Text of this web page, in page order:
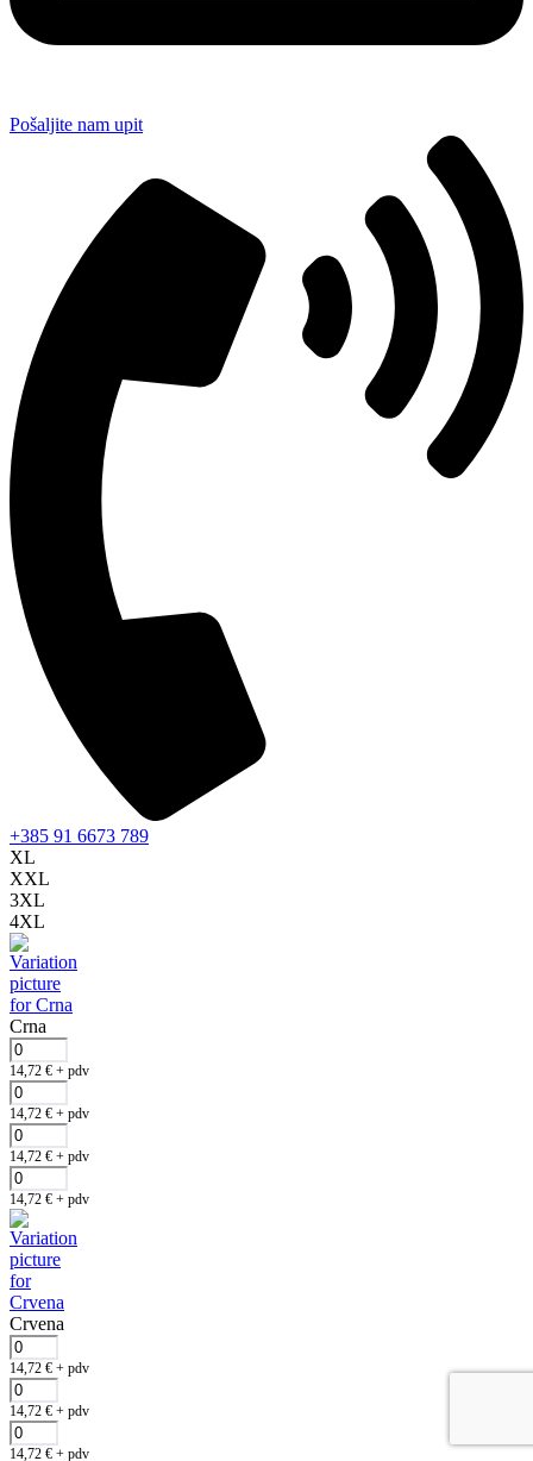
Pošaljite nam upit
+385 91 6673 789
XL
XXL
3XL
4XL
Crna
14,72 € + pdv
14,72 € + pdv
14,72 € + pdv
14,72 € + pdv
Crvena
14,72 € + pdv
14,72 € + pdv
14,72 € + pdv